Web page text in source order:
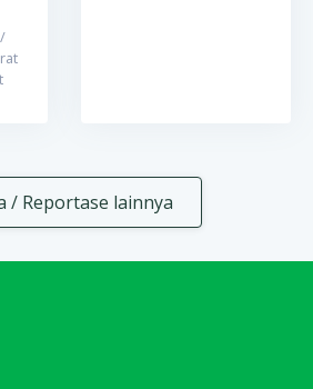
/
/ Reportase lainnya